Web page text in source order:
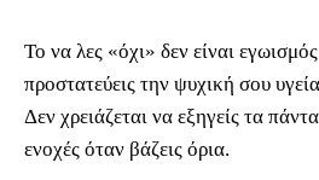
Το να λες «όχι» δεν είναι
προστατεύεις την ψυχική σου
Δεν χρειάζεται να εξηγείς τα
ενοχές όταν βάζεις όρια.